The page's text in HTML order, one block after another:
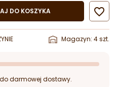
DO KOSZYKA 
Magazyn: 4 szt.
do darmowej dostawy.